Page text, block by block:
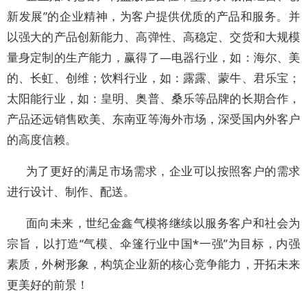
新发展”的企业精神，为客户提供优质的产品和服务。并
以强大的产品创新能力、高弹性、高稳定、交货和大规模
量身定制的生产能力，赢得了—电器行业，如：海尔、美
的、长虹、创维；饮料行业，如：露露、蒙牛、君乐宝；
太阳能行业，如：皇明、奥普、桑乐等品牌的长期合作，
产品还远销售欧美、东南亚等海外市场，深受国内外客户
的高度信赖。
为了更好的满足市场需求，企业可以按照客户的需求
进行设计、制作、配送。
面向未来，世纪金鑫气模将继续以服务客户和社会为
宗旨，以打造“气模、伞篷行业中国*一强”为目标，内强
素质，外树形象，构筑企业新的核心竞争能力，开拓未来
更美好的前景！